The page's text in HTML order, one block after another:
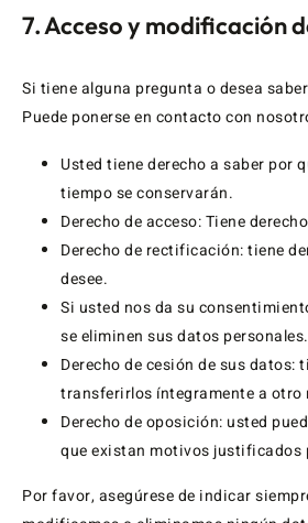
7. Acceso y modificación
Si tiene alguna pregunta o desea
Puede ponerse en contacto con
Usted tiene derecho a saber por
tiempo se conservarán.
Derecho de acceso: Tiene
Derecho de rectificación: tiene
desee.
Si usted nos da su
se eliminen sus datos personales.
Derecho de cesión de sus
transferirlos íntegramente a otro
Derecho de oposición: usted
que existan motivos justificados
Por favor, asegúrese de indicar